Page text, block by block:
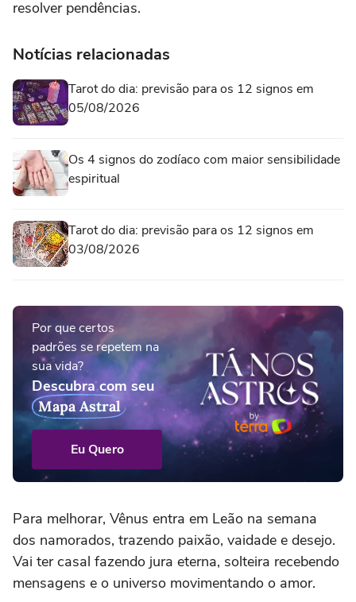
resolver pendências.
Notícias relacionadas
Tarot do dia: previsão para os 12 signos em
05/08/2026
Os 4 signos do zodíaco com maior sensibilidade
espiritual
Tarot do dia: previsão para os 12 signos em
03/08/2026
Por que certos
padrões se repetem na
sua vida?
Descubra com seu
Mapa Astral
Eu Quero
Para melhorar, Vênus entra em Leão na semana
dos namorados, trazendo paixão, vaidade e desejo.
Vai ter casal fazendo jura eterna, solteira recebendo
mensagens e o universo movimentando o amor.